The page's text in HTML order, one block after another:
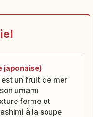
japonaise)
un fruit de mer
umami
ferme et
à la soupe